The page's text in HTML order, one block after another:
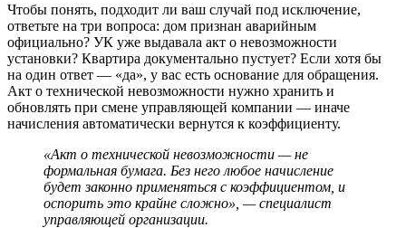
Чтобы понять, подходит ли ваш случай под исключение,
ответьте на три вопроса: дом признан аварийным
официально? УК уже выдавала акт о невозможности
установки? Квартира документально пустует? Если хотя бы
на один ответ — «да», у вас есть основание для обращения.
Акт о технической невозможности нужно хранить и
обновлять при смене управляющей компании — иначе
начисления автоматически вернутся к коэффициенту.
«Акт о технической невозможности — не
формальная бумага. Без него любое начисление
будет законно применяться с коэффициентом, и
оспорить это крайне сложно», — специалист
управляющей организации.